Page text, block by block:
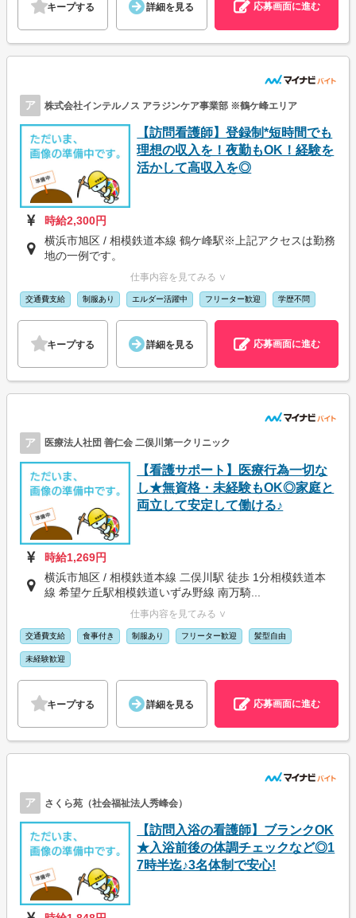
キープする 詳細を見る 応募画面に進む
ア 株式会社インテルノス アラジンケア事業部 ※鶴ケ峰エリア
【訪問看護師】登録制*短時間でも
理想の収入を！夜勤もOK！経験を
活かして高収入を◎
時給2,300円
横浜市旭区 / 相模鉄道本線 鶴ケ峰駅※上記アクセスは勤務
地の一例です。
仕事内容を見てみる ∨
交通費支給 制服あり エルダー活躍中 フリーター歓迎 学歴不問
キープする 詳細を見る 応募画面に進む
ア 医療法人社団 善仁会 二俣川第一クリニック
【看護サポート】医療行為一切な
し★無資格・未経験もOK◎家庭と
両立して安定して働ける♪
時給1,269円
横浜市旭区 / 相模鉄道本線 二俣川駅 徒歩 1分相模鉄道本
線 希望ケ丘駅相模鉄道いずみ野線 南万騎...
仕事内容を見てみる ∨
交通費支給 食事付き 制服あり フリーター歓迎 髪型自由
未経験歓迎
キープする 詳細を見る 応募画面に進む
ア さくら苑（社会福祉法人秀峰会）
【訪問入浴の看護師】ブランクOK
★入浴前後の体調チェックなど◎1
7時半迄♪3名体制で安心!